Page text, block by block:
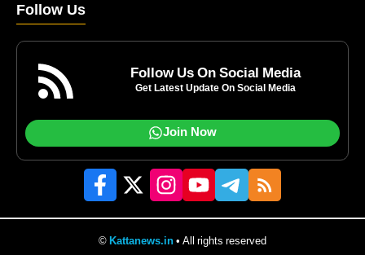
Follow Us
Follow Us On Social Media
Get Latest Update On Social Media
Join Now
©Kattanews.in• All rights reserved